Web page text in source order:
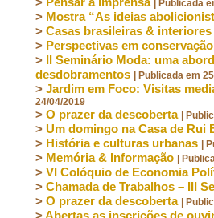
| Publicada
> Mostra “As ideias
> Casas brasileiras & interiores
> Perspectivas em
> II Seminário Moda: uma
desdobramentos | Publicada em
> Jardim em Foco: Visitas
24/04/2019
> O prazer da descoberta |
> Um domingo na Casa de Rui
> História e culturas urbanas |
> Memória & Informação |
> VI Colóquio de Economia
> Chamada de Trabalhos – III
> O prazer da descoberta |
>Abertas as inscrições de